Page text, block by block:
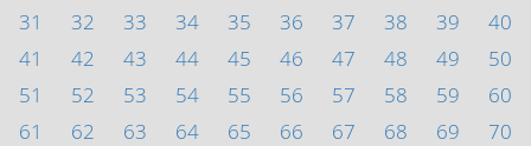
31
32 33 34 35 36 37 38 39
40
41
42 43 44 45 46 47 48 49
50
51
52 53 54 55 56 57 58 59
60
61
62 63 64 65 66 67 68 69
70